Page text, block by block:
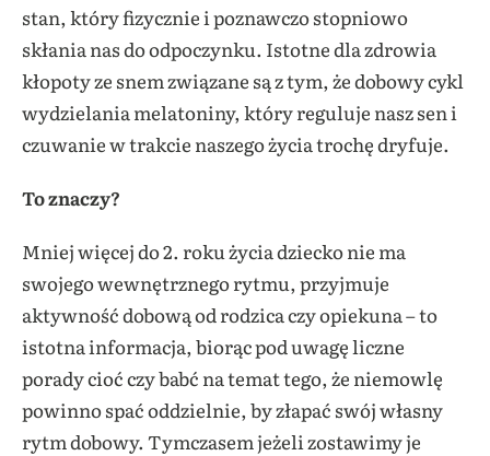
stan, który fizycznie i poznawczo stopniowo
skłania nas do odpoczynku. Istotne dla zdrowia
kłopoty ze snem związane są z tym, że dobowy cykl
wydzielania melatoniny, który reguluje nasz sen i
czuwanie w trakcie naszego życia trochę dryfuje.
To znaczy?
Mniej więcej do 2. roku życia dziecko nie ma
swojego wewnętrznego rytmu, przyjmuje
aktywność dobową od rodzica czy opiekuna – to
istotna informacja, biorąc pod uwagę liczne
porady cioć czy babć na temat tego, że niemowlę
powinno spać oddzielnie, by złapać swój własny
rytm dobowy. Tymczasem jeżeli zostawimy je